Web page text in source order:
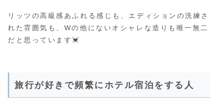
リッツの高級感あふれる感じも、エディションの洗練さ
れた雰囲気も、Wの他にないオシャレな造りも唯一無二
だと思っています💓
旅行が好きで頻繁にホテル宿泊をする人